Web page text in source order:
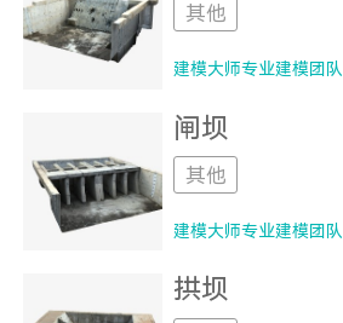
其他
建模大师专业建模团队
闸坝
其他
建模大师专业建模团队
拱坝